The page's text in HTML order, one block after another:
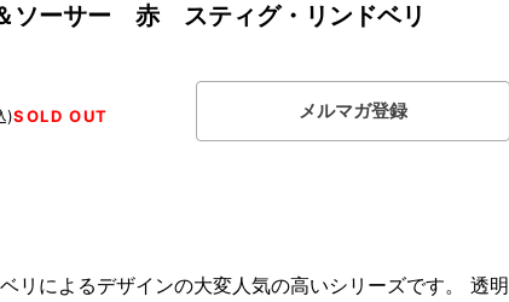
ソーサー 赤 スティグ・リンドベリ
)SOLD OUT メルマガ登録
リによるデザインの大変人気の高いシリーズです。 透明